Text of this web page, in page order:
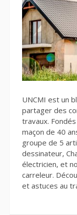
UNCMI est un
partager des
travaux.
maçon de 40
groupe de 5
dessinateur,
électricien, et
carreleur.
et astuces au